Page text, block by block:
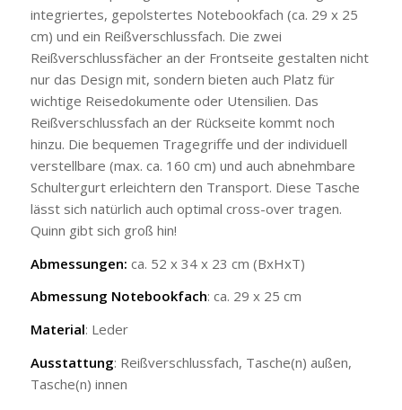
integriertes, gepolstertes Notebookfach (ca. 29 x 25
cm) und ein Reißverschlussfach. Die zwei
Reißverschlussfächer an der Frontseite gestalten nicht
nur das Design mit, sondern bieten auch Platz für
wichtige Reisedokumente oder Utensilien. Das
Reißverschlussfach an der Rückseite kommt noch
hinzu. Die bequemen Tragegriffe und der individuell
verstellbare (max. ca. 160 cm) und auch abnehmbare
Schultergurt erleichtern den Transport. Diese Tasche
lässt sich natürlich auch optimal cross-over tragen.
Quinn gibt sich groß hin!
Abmessungen: ca. 52 x 34 x 23 cm (BxHxT)
Abmessung Notebookfach: ca. 29 x 25 cm
Material: Leder
Ausstattung: Reißverschlussfach, Tasche(n) außen,
Tasche(n) innen